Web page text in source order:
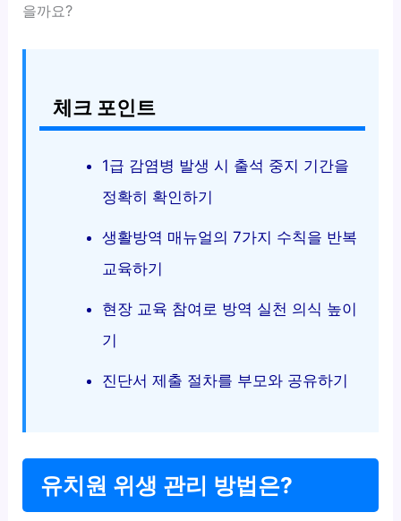
을까요?
체크 포인트
1급 감염병 발생 시 출석 중지 기간을
정확히 확인하기
생활방역 매뉴얼의 7가지 수칙을 반복
교육하기
현장 교육 참여로 방역 실천 의식 높이
기
진단서 제출 절차를 부모와 공유하기
유치원 위생 관리 방법은?